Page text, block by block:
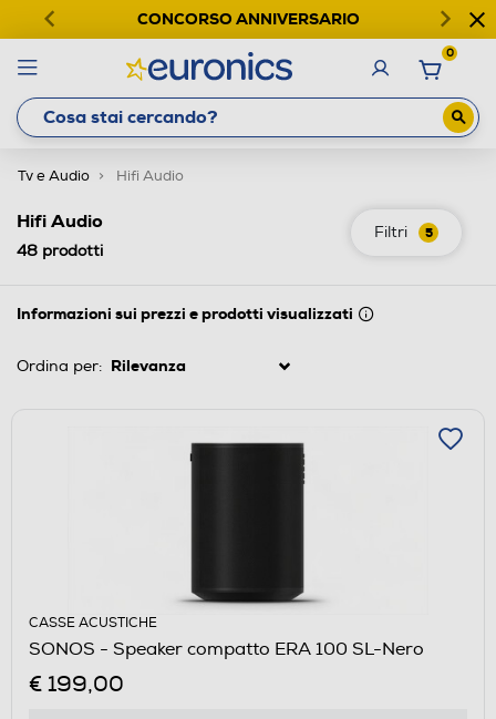
CONCORSO ANNIVERSARIO
0
Tv e Audio Hifi Audio
Filtri 5
Hifi Audio
48 prodotti
Informazioni sui prezzi e prodotti visualizzati
Ordina per:
CASSE ACUSTICHE
SONOS - Speaker compatto ERA 100 SL-Nero
€ 199,00